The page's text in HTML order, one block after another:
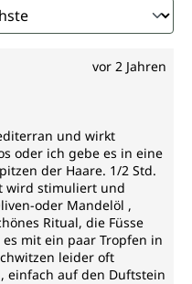
vor 2 Jahren
und wirkt
oder ich gebe es in eine
der Haare. 1/2 Std.
wird stimuliert und
oder Mandelöl ,
Ritual, die Füsse
mit ein paar Tropfen in
leider oft
einfach auf den Duftstein